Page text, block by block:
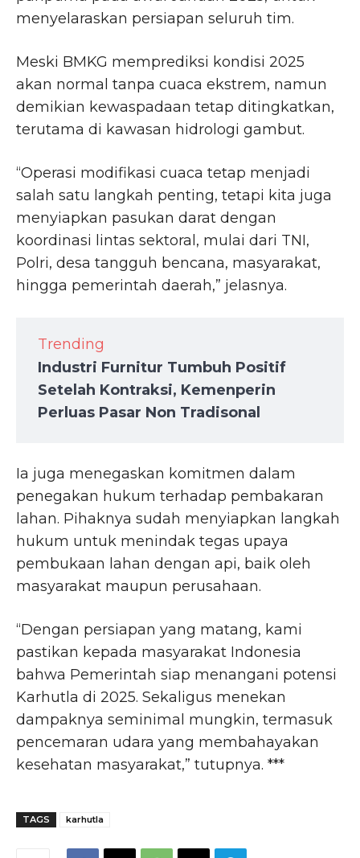
menyelaraskan persiapan seluruh tim.
Meski BMKG memprediksi kondisi 2025
akan normal tanpa cuaca ekstrem, namun
demikian kewaspadaan tetap ditingkatkan,
terutama di kawasan hidrologi gambut.
“Operasi modifikasi cuaca tetap menjadi
salah satu langkah penting, tetapi kita juga
menyiapkan pasukan darat dengan
koordinasi lintas sektoral, mulai dari TNI,
Polri, desa tangguh bencana, masyarakat,
hingga pemerintah daerah,” jelasnya.
Trending
Industri Furnitur Tumbuh Positif
Setelah Kontraksi, Kemenperin
Perluas Pasar Non Tradisonal
Ia juga menegaskan komitmen dalam
penegakan hukum terhadap pembakaran
lahan. Pihaknya sudah menyiapkan langkah
hukum untuk menindak tegas upaya
pembukaan lahan dengan api, baik oleh
masyarakat maupun perusahaan.
“Dengan persiapan yang matang, kami
pastikan kepada masyarakat Indonesia
bahwa Pemerintah siap menangani potensi
Karhutla di 2025. Sekaligus menekan
dampaknya seminimal mungkin, termasuk
pencemaran udara yang membahayakan
kesehatan masyarakat,” tutupnya. ***
TAGS karhutla